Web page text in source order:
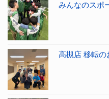
みんなのスポ
高槻店 移転の